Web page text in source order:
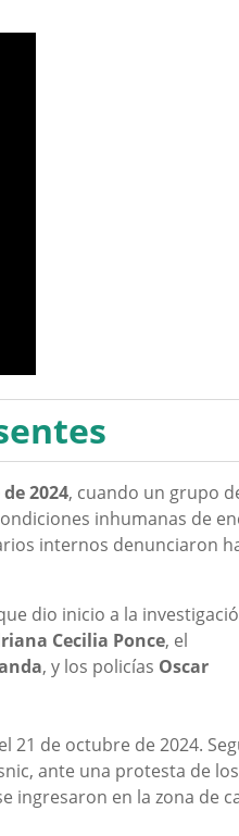
2024, cuando un grupo
inhumanas de
internos denunciaron
dio inicio a la
Cecilia Ponce, el
, y los policías Oscar
de octubre de 2024.
ante una protesta de
ingresaron en la zona de